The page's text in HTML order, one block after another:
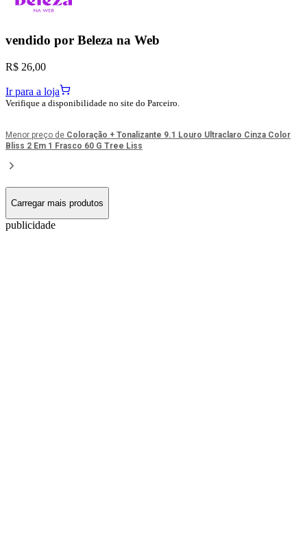
vendido por Beleza na Web
R$ 26,00
Ir para a loja
Verifique a disponibilidade no site do Parceiro.
Menor preço de Coloração + Tonalizante 9.1 Louro Ultraclaro Cinza Color
Bliss 2 Em 1 Frasco 60 G Tree Liss
Carregar mais produtos
publicidade